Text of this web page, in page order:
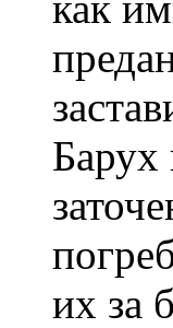
Барух
их за